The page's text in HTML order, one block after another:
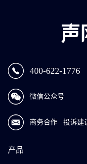
400-622-1776
微信公众号
商务合作 投诉建
产品